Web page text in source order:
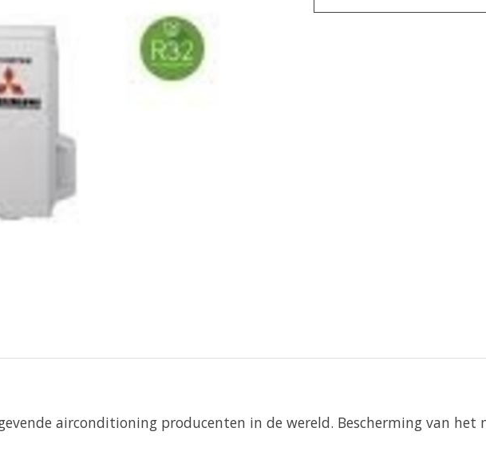
airconditioning producenten in de wereld. Bescherming van